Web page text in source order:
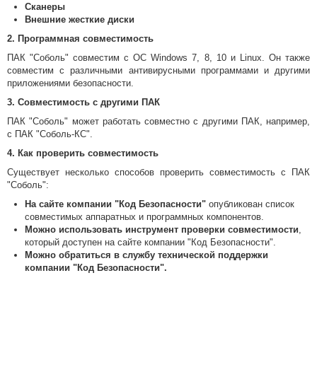
Сканеры
Внешние жесткие диски
2. Программная совместимость
ПАК "Соболь" совместим с ОС Windows 7, 8, 10 и Linux. Он также
совместим с различными антивирусными программами и другими
приложениями безопасности.
3. Совместимость с другими ПАК
ПАК "Соболь" может работать совместно с другими ПАК, например,
с ПАК "Соболь-КС".
4. Как проверить совместимость
Существует несколько способов проверить совместимость с ПАК
"Соболь":
На сайте компании "Код Безопасности" опубликован список
совместимых аппаратных и программных компонентов.
Можно использовать инструмент проверки совместимости,
который доступен на сайте компании "Код Безопасности".
Можно обратиться в службу технической поддержки
компании "Код Безопасности".